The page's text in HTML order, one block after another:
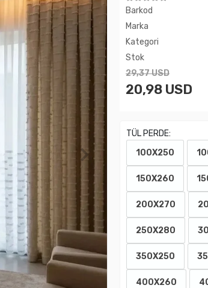
Barkod
Marka
Kategori
Stok
29,37 USD
20,98 USD
TÜL PERDE:
100X250
150X260
200X270
250X280
350X250
400X260